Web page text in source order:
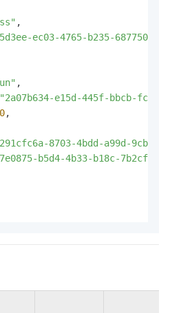
,
ec03-4765-b235-
,
"2a07b634-e15d-445f-bbcb-
,
8703-4bdd-a99d-
b5d4-4b33-b18c-